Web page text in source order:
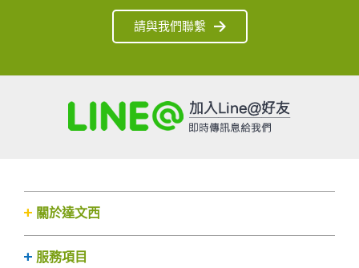
請與我們聯繫
關於達文西
服務項目